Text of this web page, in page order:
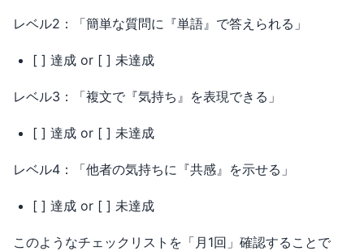
レベル2：「簡単な質問に『単語』で答えられる」
[ ] 達成 or [ ] 未達成
レベル3：「複文で『気持ち』を表現できる」
[ ] 達成 or [ ] 未達成
レベル4：「他者の気持ちに『共感』を示せる」
[ ] 達成 or [ ] 未達成
このようなチェックリストを「月1回」確認することで